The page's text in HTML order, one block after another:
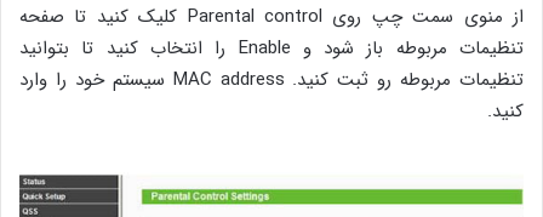
از منوی سمت چپ روی Parental control کلیک کنید تا صفحه
تنظیمات مربوطه باز شود و Enable را انتخاب کنید تا بتوانید
تنظیمات مربوطه رو ثبت کنید. MAC address سیستم خود را وارد
کنید.